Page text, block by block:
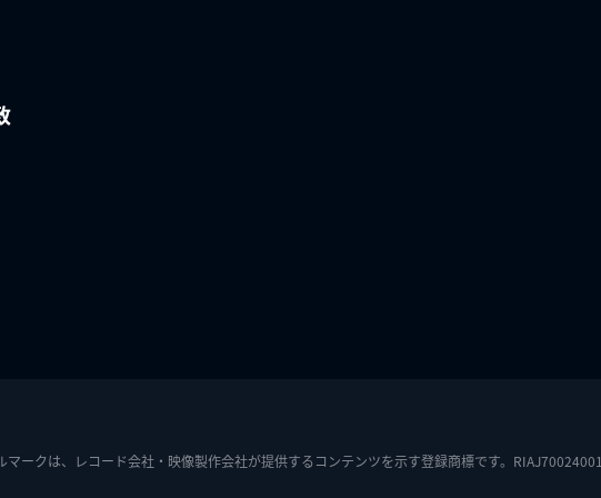
マークは、レコード会社・映像製作会社が提供するコンテンツを示す登録商標です。RIAJ70024001